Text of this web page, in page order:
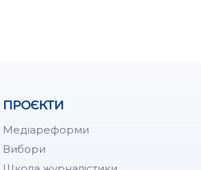
ПРОЄКТИ
Медіареформи
Вибори